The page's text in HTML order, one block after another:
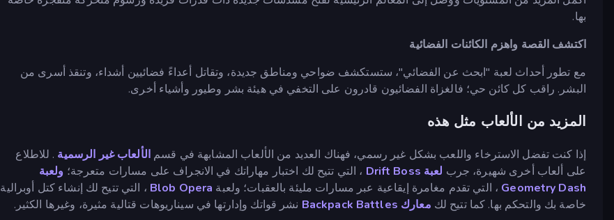
بها.
اكتشف القصة واهزم الكائنات الفضائية
مع تطور أحداث لعبة "ابحث عن الفضائي"، ستستكشف ضواحي ومناطق جديدة، وتقاتل أعداءً فضائيين أشداء، وتنقذ أسرى من
البشر. راقب كل كائن حي؛ فالغزاة الفضائيون قادرون على التخفي في هيئة بشر وطيور وأشياء أخرى.
المزيد من الألعاب مثل هذه
إذا كنت تفضل الاسترخاء واللعب بشكل غير رسمي، فهناك العديد من الألعاب المشابهة في قسمالألعاب غير الرسمية . للاطلاع
على ألعاب أخرى شهيرة، جرب لعبة Drift Boss ، التي تتيح لك اختبار مهاراتك في الانجراف على مسارات متعرجة؛ ولعبة
Geometry Dash ، التي تقدم مغامرة إيقاعية عبر مسارات مليئة بالعقبات؛ ولعبة Blob Opera ، التي تتيح لك إنشاء كتل أوبرالية
خاصة بك والتحكم بها. كما تتيح لك معارك Backpack Battles نشر قواتك وإدارتها في سيناريوهات قتالية مثيرة، وغيرها الكثير.